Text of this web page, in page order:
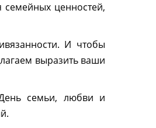
семейных ценностей,
И чтобы
выразить ваши
семьи, любви и